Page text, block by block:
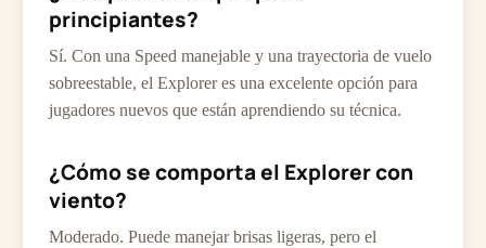
principiantes?
Sí. Con una Speed manejable y una trayectoria de vuelo
sobreestable, el Explorer es una excelente opción para
jugadores nuevos que están aprendiendo su técnica.
¿Cómo se comporta el Explorer con
viento?
Moderado. Puede manejar brisas ligeras, pero el